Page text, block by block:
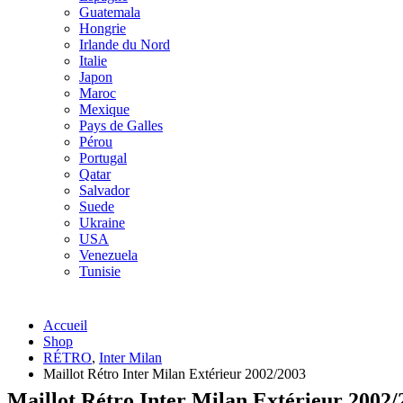
Guatemala
Hongrie
Irlande du Nord
Italie
Japon
Maroc
Mexique
Pays de Galles
Pérou
Portugal
Qatar
Salvador
Suede
Ukraine
USA
Venezuela
Tunisie
Accueil
Shop
RÉTRO, Inter Milan
Maillot Rétro Inter Milan Extérieur 2002/2003